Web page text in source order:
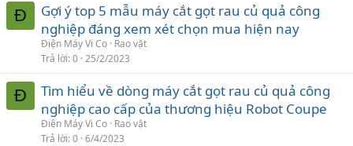
Đ
Gợi ý top 5 mẫu máy cắt gọt rau củ quả công
nghiệp đáng xem xét chọn mua hiện nay
Điện Máy Vi Co Rao vặt
Trả lời 0 25/2/2023
Đ
Tìm hiểu về dòng máy cắt gọt rau củ quả công
nghiệp cao cấp của thương hiệu Robot Coupe
Điện Máy Vi Co Rao vặt
Trả lời 0 6/4/2023